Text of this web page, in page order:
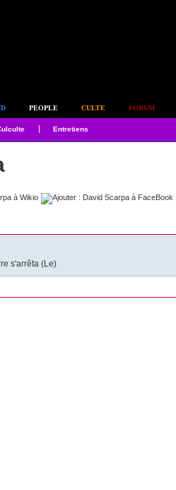
PEOPLE CULTE FORUM
Entretiens
s'arrêta (Le)